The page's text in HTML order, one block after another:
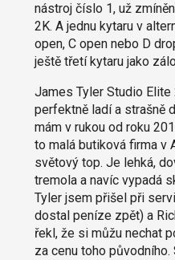
nástroj číslo 1, už
2K. A jednu kytaru v
open, C open nebo D
ještě třetí kytaru jako
James Tyler Studio Elite
perfektně ladí a strašně
mám v rukou od roku
to malá butiková firma v
světový top. Je lehká,
tremola a navíc vypadá
Tyler jsem přišel při
dostal peníze zpět) a
řekl, že si můžu nechat
za cenu toho